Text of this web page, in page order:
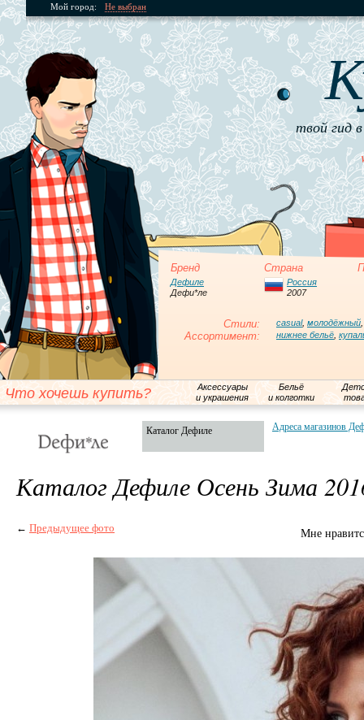
Мой город: Не выбран
твой гид
Бренд Страна
Дефиле
Дефи*ле
Россия
2007
Стили: casual, молодёжный
Ассортимент: нижнее бельё
Что хочешь купить?
Аксессуары
и украшения
Бельё
и колготки
Каталог Дефиле Адреса магазинов
Каталог Дефиле Осень Зима
← Предыдущее фото Мне